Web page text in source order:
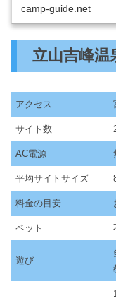
camp-guide.net
立山吉峰
アクセス
サイト数
AC電源
平均サイトサイズ
料金の目安
ペット
遊び